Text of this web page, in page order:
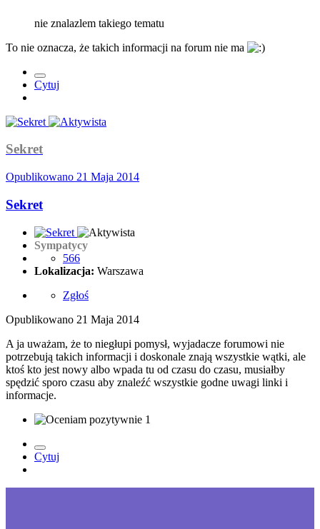
nie znalazlem takiego tematu
To nie oznacza, że takich informacji na forum nie ma
Cytuj
Sekret
Opublikowano 21 Maja 2014
Sekret
Sympatycy
566
Lokalizacja: Warszawa
Zgłoś
Opublikowano 21 Maja 2014
A ja uważam, że to niegłupi pomysł, wyjadacze forumowi nie
potrzebują takich informacji i doskonale znają wszystkie wątki, ale
ktoś kto jest nowy albo wpada tu od czasu do czasu, musiałby
spędzić sporo czasu aby znaleźć wszystkie godne uwagi linki i
informacje.
1
Cytuj